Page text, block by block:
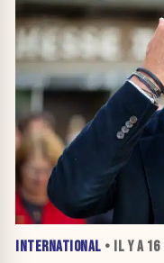
INTERNATIONAL • IL Y A 16